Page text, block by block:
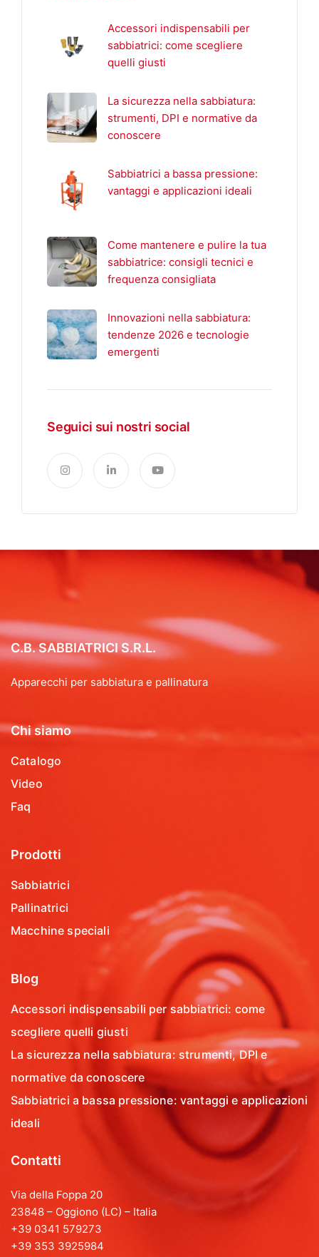
Accessori indispensabili per
sabbiatrici: come scegliere
quelli giusti
La sicurezza nella sabbiatura:
strumenti, DPI e normative da
conoscere
Sabbiatrici a bassa pressione:
vantaggi e applicazioni ideali
Come mantenere e pulire la tua
sabbiatrice: consigli tecnici e
frequenza consigliata
Innovazioni nella sabbiatura:
tendenze 2026 e tecnologie
emergenti
Seguici sui nostri social
C.B. SABBIATRICI S.R.L.
Apparecchi per sabbiatura e pallinatura
Chi siamo
Catalogo
Video
Faq
Prodotti
Sabbiatrici
Pallinatrici
Macchine speciali
Blog
Accessori indispensabili per sabbiatrici: come
scegliere quelli giusti
La sicurezza nella sabbiatura: strumenti, DPI e
normative da conoscere
Sabbiatrici a bassa pressione: vantaggi e applicazioni
ideali
Contatti
Via della Foppa 20
23848 – Oggiono (LC) – Italia
+39 0341 579273
+39 353 3925984